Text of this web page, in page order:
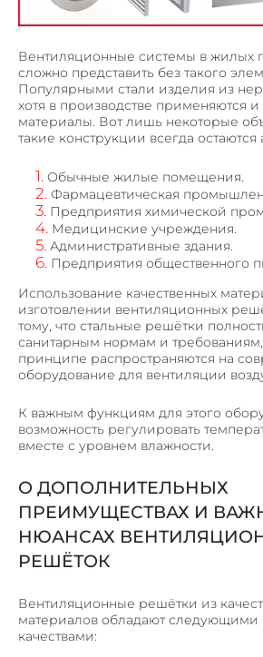
ПОРОШКОВАЯ ПОКРАСКА
ГИБКА ТРУБ
ПЕСКОСТРУЙНАЯ ОБРАБОТКА
ПРОДУКЦИЯ
ПОТОЛОЧНЫЕ СИСТЕМЫ ИЗ
КОРЗИНЫ КОНДИЦИОНЕРОВ
ОБЛИЦОВКА КОЛОНН
ВЕНТИЛЯЦИОННЫЕ РЕШЕТКИ
МЕТАЛЛИЧЕСКИЙ ПРОФИЛЬ П,
ОТКОСЫ И ОТЛИВЫ
ЛИФТОВЫЕ ПОРТАЛЫ
ЛИНЕАРНЫЕ ПАНЕЛИ
МЕТАЛЛИЧЕСКИЕ КАРКАСЫ
МЕТАЛОКОНСТРУКЦИИ И
СТЕЛЛАЖИ, ШКАФЫ
ЗАКЛАДНЫЕ ДЕТАЛИ И ОПОРЫ
КОЗЫРЬКИ И НАВЕСЫ
Вентиляционные системы в жилых
сложно представить без такого
Популярными стали изделия из
хотя в производстве применяются
материалы. Вот лишь некоторые
такие конструкции всегда остаются
Обычные жилые помещения.
Фармацевтическая
Предприятия химической
Медицинские учреждения.
Административные здания.
Предприятия общественного
Использование качественных
изготовлении вентиляционных
тому, что стальные решётки
санитарным нормам и
принципе распространяются на
оборудование для вентиляции
К важным функциям для этого
возможность регулировать
вместе с уровнем влажности.
О ДОПОЛНИТЕЛЬНЫХ
ПРЕИМУЩЕСТВАХ И
НЮАНСАХ
РЕШЁТОК
Вентиляционные решётки из
материалов обладают
качествами: